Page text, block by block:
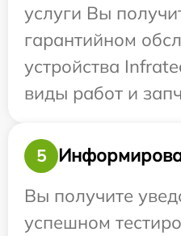
услуги Вы
гарантийном
устройства
виды работ и
5
Вы получите
успешном